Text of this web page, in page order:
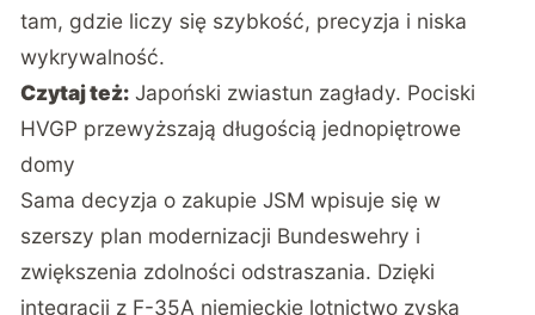
tam, gdzie liczy się szybkość, precyzja i niska
wykrywalność.
Czytaj też: Japoński zwiastun zagłady. Pociski
HVGP przewyższają długością jednopiętrowe
domy
Sama decyzja o zakupie JSM wpisuje się w
szerszy plan modernizacji Bundeswehry i
zwiększenia zdolności odstraszania. Dzięki
integracji z F-35A niemieckie lotnictwo zyska